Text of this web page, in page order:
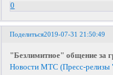
0
Поделиться2019-07-31 21:50:49
"Безлимитное" общение за
Новости МТС (Пресс-релизы